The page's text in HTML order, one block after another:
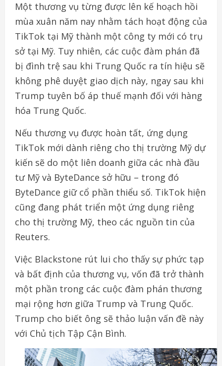
Một thương vụ từng được lên kế hoạch hồi
mùa xuân năm nay nhằm tách hoạt động của
TikTok tại Mỹ thành một công ty mới có trụ
sở tại Mỹ. Tuy nhiên, các cuộc đàm phán đã
bị đình trệ sau khi Trung Quốc ra tín hiệu sẽ
không phê duyệt giao dịch này, ngay sau khi
Trump tuyên bố áp thuế mạnh đối với hàng
hóa Trung Quốc.
Nếu thương vụ được hoàn tất, ứng dụng
TikTok mới dành riêng cho thị trường Mỹ dự
kiến sẽ do một liên doanh giữa các nhà đầu
tư Mỹ và ByteDance sở hữu – trong đó
ByteDance giữ cổ phần thiểu số. TikTok hiện
cũng đang phát triển một ứng dụng riêng
cho thị trường Mỹ, theo các nguồn tin của
Reuters.
Việc Blackstone rút lui cho thấy sự phức tạp
và bất định của thương vụ, vốn đã trở thành
một phần trong các cuộc đàm phán thương
mại rộng hơn giữa Trump và Trung Quốc.
Trump cho biết ông sẽ thảo luận vấn đề này
với Chủ tịch Tập Cận Bình.